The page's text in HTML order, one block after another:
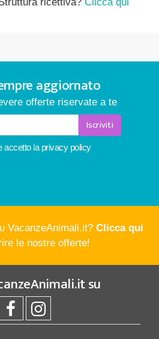
aggiornato
offerte riservate a te
Iscriviti
accetto la privacy policy
VacanzeAnimali.it? Clicca qui
le nostre offerte!
su